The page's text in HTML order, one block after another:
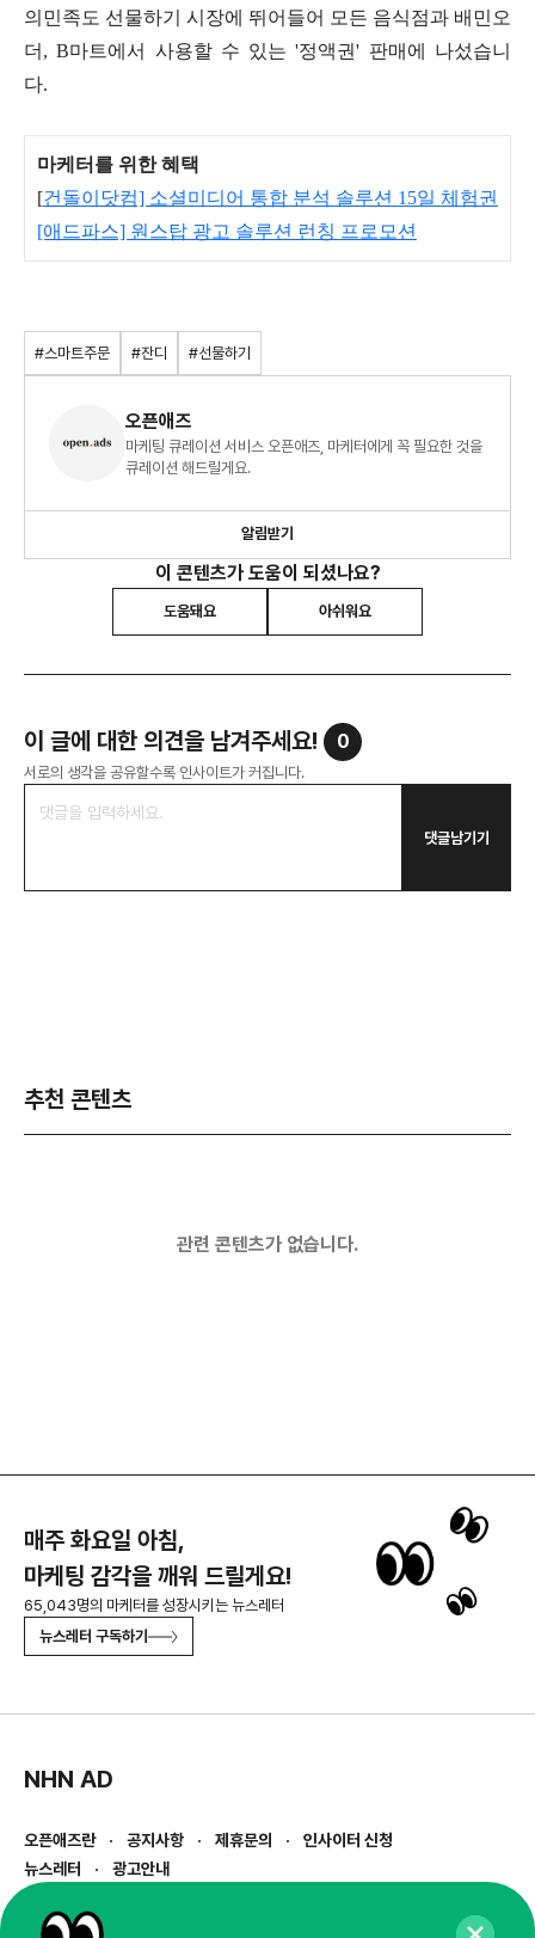
의민족도 선물하기 시장에 뛰어들어 모든 음식점과 배민오
더, B마트에서 사용할 수 있는 '정액권' 판매에 나섰습니
다.
마케터를 위한 혜택
[건돌이닷컴] 소셜미디어 통합 분석 솔루션 15일 체험권
[애드파스] 원스탑 광고 솔루션 런칭 프로모션
#스마트주문 #잔디 #선물하기
오픈애즈
마케팅 큐레이션 서비스 오픈애즈, 마케터에게 꼭 필요한 것을
큐레이션 해드릴게요.
알림받기
이 콘텐츠가 도움이 되셨나요?
도움돼요 아쉬워요
이 글에 대한 의견을 남겨주세요! 0
서로의 생각을 공유할수록 인사이트가 커집니다.
댓글남기기
추천 콘텐츠
관련 콘텐츠가 없습니다.
매주 화요일 아침,
마케팅 감각을 깨워 드릴게요!
65,043명의 마케터를 성장시키는 뉴스레터
뉴스레터 구독하기
NHN AD
오픈애즈란 공지사항 제휴문의
인사이터 신청
뉴스레터
광고안내
경기도 성남시 분당구 대왕판교로645번길 16